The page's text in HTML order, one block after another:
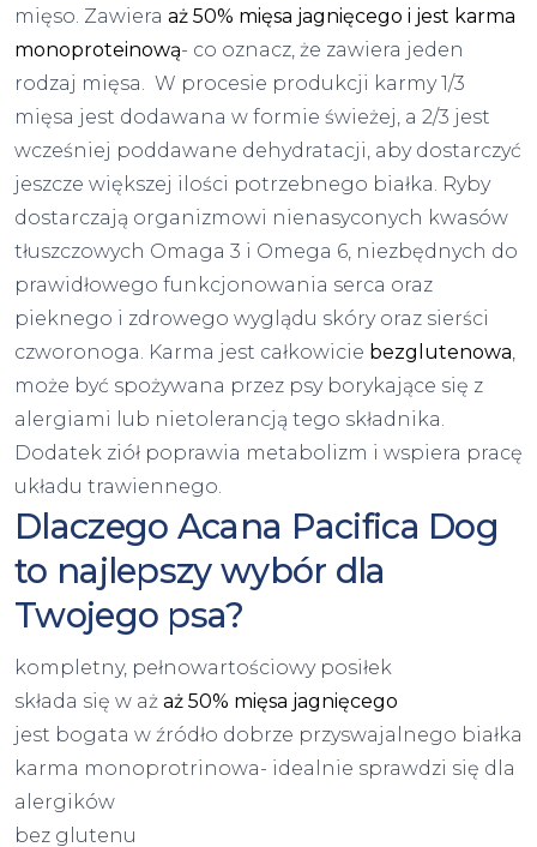
mięso. Zawiera aż 50% mięsa jagnięcego i jest karma
monoproteinową- co oznacz, że zawiera jeden
rodzaj mięsa. W procesie produkcji karmy 1/3
mięsa jest dodawana w formie świeżej, a 2/3 jest
wcześniej poddawane dehydratacji, aby dostarczyć
jeszcze większej ilości potrzebnego białka. Ryby
dostarczają organizmowi nienasyconych kwasów
tłuszczowych Omaga 3 i Omega 6, niezbędnych do
prawidłowego funkcjonowania serca oraz
pieknego i zdrowego wyglądu skóry oraz sierści
czworonoga. Karma jest całkowicie bezglutenowa,
może być spożywana przez psy borykające się z
alergiami lub nietolerancją tego składnika.
Dodatek ziół poprawia metabolizm i wspiera pracę
układu trawiennego.
Dlaczego Acana Pacifica Dog
to najlepszy wybór dla
Twojego psa?
kompletny, pełnowartościowy posiłek
składa się w aż aż 50% mięsa jagnięcego
jest bogata w źródło dobrze przyswajalnego białka
karma monoprotrinowa- idealnie sprawdzi się dla
alergików
bez glutenu